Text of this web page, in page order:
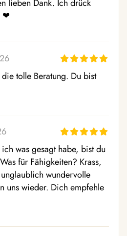
lieben Dank. Ich drück
❤
tolle Beratung. Du bist
was gesagt habe, bist du
für Fähigkeiten? Krass,
wundervolle
uns wieder. Dich empfehle